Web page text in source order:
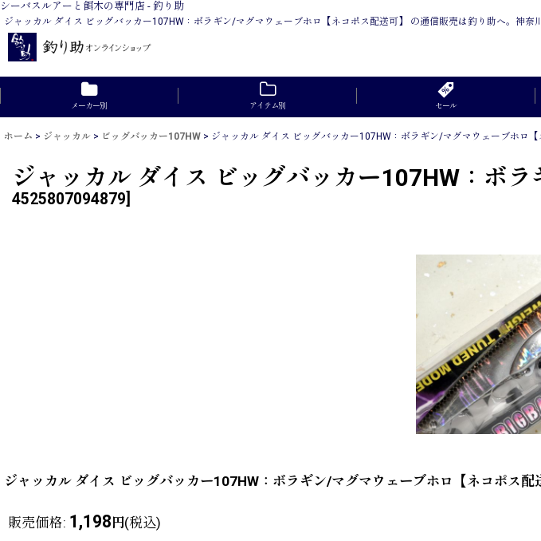
シーバスルアーと餌木の専門店 - 釣り助
ジャッカル ダイス ビッグバッカー107HW：ボラギン/マグマウェーブホロ【ネコポス配送可】 の通信販売は釣り助へ。神奈
メーカー別 アイテム別 セール
ホーム > ジャッカル > ビッグバッカー107HW > ジャッカル ダイス ビッグバッカー107HW：ボラギン/マグマウェーブホロ【
ジャッカル ダイス ビッグバッカー107HW：ボ
4525807094879
ジャッカル ダイス ビッグバッカー107HW：ボラギン/マグマウェーブホロ【ネコポス配
販売価格: 1,198円(税込)